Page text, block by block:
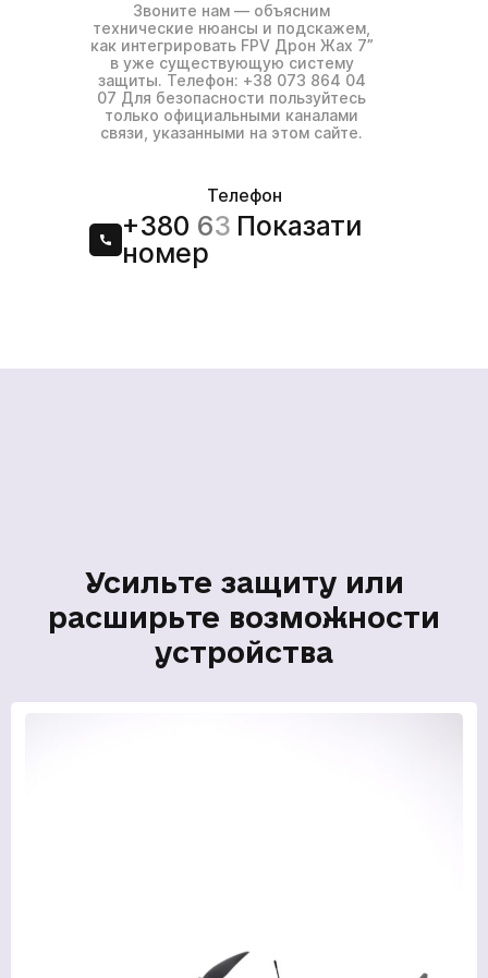
Звоните нам — объясним
технические нюансы и подскажем,
как интегрировать FPV Дрон Жах 7”
в уже существующую систему
защиты. Телефон: +38 073 864 04
07 Для безопасности пользуйтесь
только официальными каналами
связи, указанными на этом сайте.
Телефон
+380 63 Показати
номер
Усильте защиту или
расширьте возможности
устройства